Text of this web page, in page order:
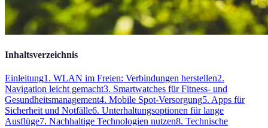
Inhaltsverzeichnis
Einleitung1. WLAN im Freien: Verbindungen herstellen2.
Navigation leicht gemacht3. Smartwatches für Fitness- und
Gesundheitsmanagement4. Mobile Spot-Versorgung5. Apps für
Sicherheit und Notfälle6. Unterhaltungsoptionen für lange
Ausflüge7. Nachhaltige Technologien nutzen8. Technische